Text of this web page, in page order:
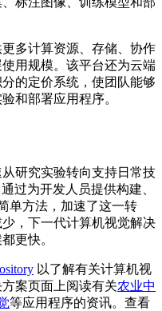
多计算资源、存储、协作
用规模。该平台还为云端
的定价系统，使团队能够
和部署应用程序。
研究实验转向支持日常技
过为开发人员提供构建、
单方法，加速了这一转
，下一代计算机视觉解决
更快。
以了解有关计算机视
案页面上阅读有关农业中
等应用程序的资讯。查看